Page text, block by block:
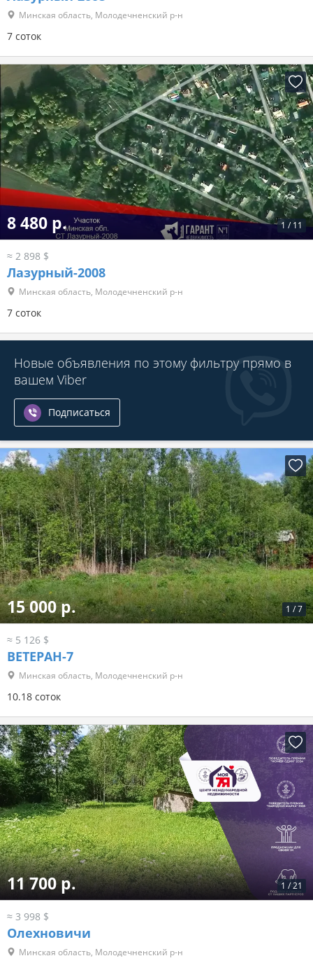
Минская область, Молодечненский р-н
7 соток
1 / 11
8 480 р.
≈ 2 898 $
Лазурный-2008
Минская область, Молодечненский р-н
7 соток
Новые объявления по этому фильтру прямо в
вашем Viber
Подписаться
1 /7
15 000 р.
≈ 5 126 $
ВЕТЕРАН-7
Минская область, Молодечненский р-н
10.18 соток
1 /21
11 700 р.
≈ 3 998 $
Олехновичи
Минская область, Молодечненский р-н